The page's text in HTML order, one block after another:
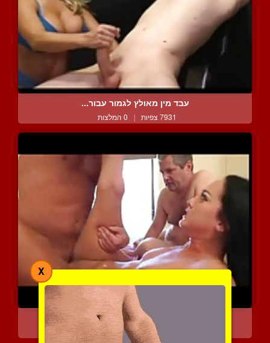
עבד מין מאולץ לגמור עבור...
7931 צפיות | 0 המלצות
צפה איך מזיינים את אשתך
17825 צפיות | 9 המלצות
X